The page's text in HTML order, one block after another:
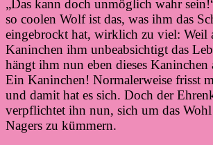
„Das kann doch unmöglich wahr
so coolen Wolf ist das, was ihm das
eingebrockt hat, wirklich zu viel: Weil
Kaninchen ihm unbeabsichtigt das
hängt ihm nun eben dieses Kaninchen
Ein Kaninchen! Normalerweise frisst
und damit hat es sich. Doch der
verpflichtet ihn nun, sich um das
Nagers zu kümmern.